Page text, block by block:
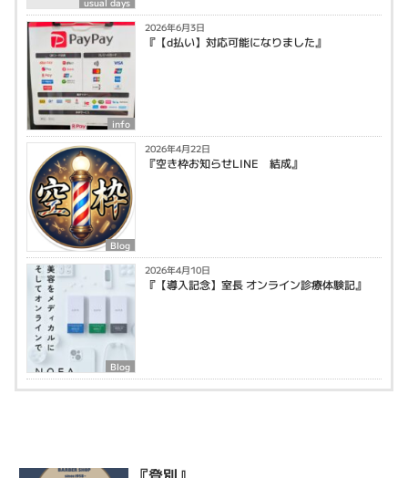
info
2026年6月3日
『【d払い】対応可能になりました』
Blog
2026年4月22日
『空き枠お知らせLINE 結成』
Blog
2026年4月10日
『【導入記念】室長 オンライン診療体験記』